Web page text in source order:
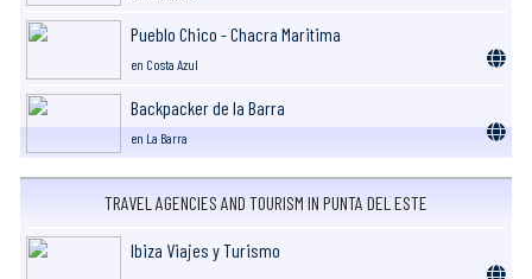
Pueblo Chico - Chacra Maritima
en Costa Azul
Backpacker de la Barra
en La Barra
TRAVEL AGENCIES AND TOURISM IN PUNTA DEL ESTE
Ibiza Viajes y Turismo